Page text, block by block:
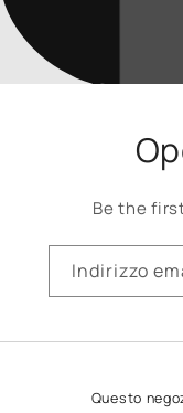
Be the
Indirizzo
Questo